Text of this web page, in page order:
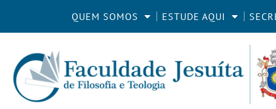
QUEM SOMOS ESTUDE AQUI